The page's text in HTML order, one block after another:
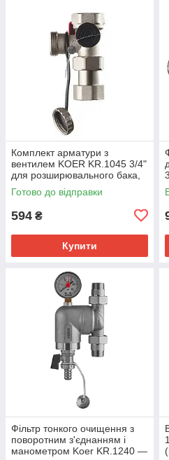
Комплект арматури з
вентилем KOER KR.1045 3/4"
для розширювального бака,
латунь, нікель (KR3112)
Готово до відправки
594 ₴
Купити
Фільтр тонкого очищення з
поворотним з'єднанням і
манометром Koer KR.1240 —